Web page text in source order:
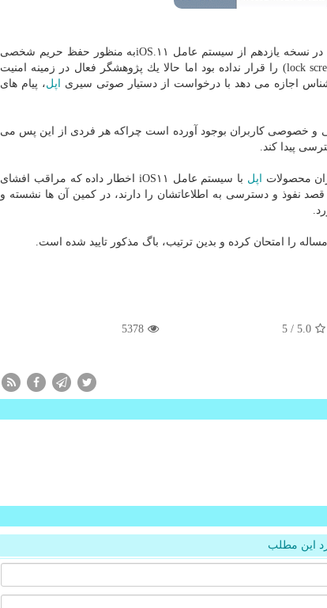
در نسخه یازدهم از سیستم عامل iOS.۱۱به منظور حفظ حریم شخصی
كاربرانش، امكان خواندن مشاهده پیام ها برروی صفحه قفل گوشی (lock screen) را قرار نداده بود اما حالا یك پژوهشگر فعال در زمینه امنیت
اجازه می دهد با درخواست از دستیار صوتی سیری
اپل، پیام های
و خصوصی كاربران بوجود آورده است چراكه هر فردی از این پس می
پیدا كند.
اپل
با سیستم عامل iOS۱۱ اخطار داده كه مراقب افشای
نفوذ و دسترسی به اطلاعاتشان را دارند، در كمین آن ها نشسته و
را امتحان كرده و بدین ترتیب، باگ مذكور تایید شده است.
5.0
/ 5
5378
این مطلب